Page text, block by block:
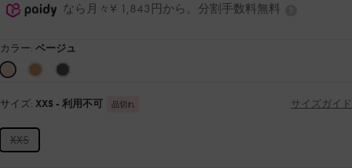
なら月々¥ 1,843円から。分割手数料無料
カラー: ベージュ
サイズ: XXS - 利用不可 品切れ サイズガイド
XXS